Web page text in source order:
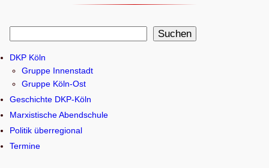
h
e
n
Suchen
DKP Köln
Gruppe Innenstadt
Gruppe Köln-Ost
Geschichte DKP-Köln
Marxistische Abendschule
Politik überregional
Termine